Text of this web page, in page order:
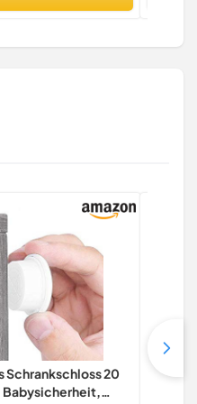
Schrankschloss 20
Babysicherheit,